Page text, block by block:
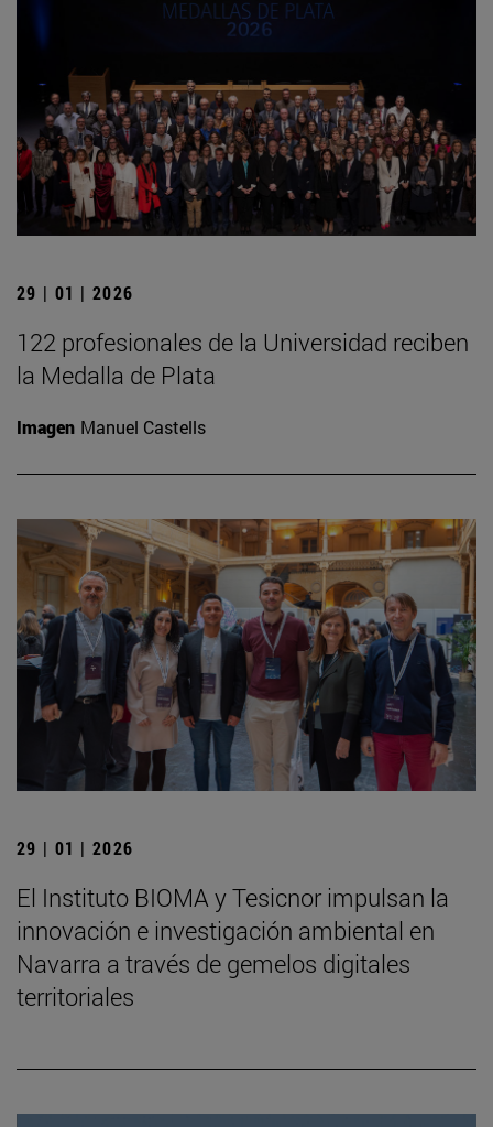
29 | 01 | 2026
122 profesionales de la Universidad reciben
la Medalla de Plata
Imagen Manuel Castells
29 | 01 | 2026
El Instituto BIOMA y Tesicnor impulsan la
innovación e investigación ambiental en
Navarra a través de gemelos digitales
territoriales